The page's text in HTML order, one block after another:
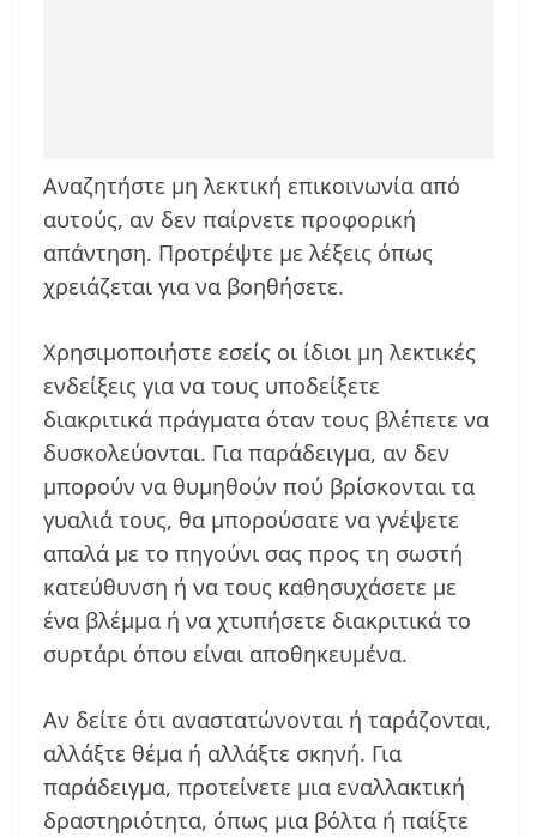
Αναζητήστε μη λεκτική επικοινωνία από
αυτούς, αν δεν παίρνετε προφορική
απάντηση. Προτρέψτε με λέξεις όπως
χρειάζεται για να βοηθήσετε.
Χρησιμοποιήστε εσείς οι ίδιοι μη λεκτικές
ενδείξεις για να τους υποδείξετε
διακριτικά πράγματα όταν τους βλέπετε να
δυσκολεύονται. Για παράδειγμα, αν δεν
μπορούν να θυμηθούν πού βρίσκονται τα
γυαλιά τους, θα μπορούσατε να γνέψετε
απαλά με το πηγούνι σας προς τη σωστή
κατεύθυνση ή να τους καθησυχάσετε με
ένα βλέμμα ή να χτυπήσετε διακριτικά το
συρτάρι όπου είναι αποθηκευμένα.
Αν δείτε ότι αναστατώνονται ή ταράζονται,
αλλάξτε θέμα ή αλλάξτε σκηνή. Για
παράδειγμα, προτείνετε μια εναλλακτική
δραστηριότητα, όπως μια βόλτα ή παίξτε